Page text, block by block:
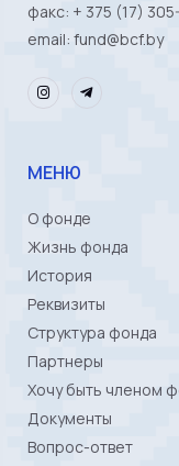
факс: + 375 (17)
email: fund@bcf.by
МЕНЮ
О фонде
Жизнь фонда
История
Реквизиты
Структура фонда
Партнеры
Хочу быть членом
Документы
Вопрос-ответ